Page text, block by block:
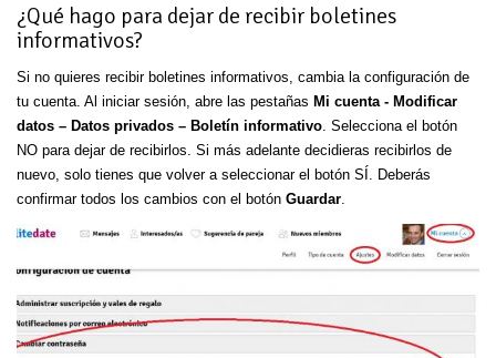
¿Qué hago para dejar de recibir boletines
informativos?
Si no quieres recibir boletines informativos, cambia la configuración de
tu cuenta. Al iniciar sesión, abre las pestañas Mi cuenta - Modificar
datos – Datos privados – Boletín informativo . Selecciona el botón
NO para dejar de recibirlos. Si más adelante decidieras recibirlos de
nuevo, solo tienes que volver a seleccionar el botón SÍ. Deberás
confirmar todos los cambios con el botón Guardar